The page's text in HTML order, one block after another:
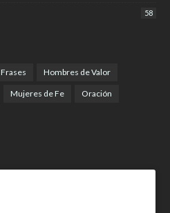
58
Frases Hombres de Valor
Mujeres de Fe Oración